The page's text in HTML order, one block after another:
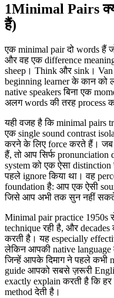
1Minimal Pairs
हैं)
एक minimal pair दो words हैं
और वह एक difference
sheep। Think और sink।
beginning learner के कान को
native speakers बिना एक
अलग words की तरह process
यही वजह है कि minimal
एक single sound contrast
करने के लिए force करते हैं।
हैं, तो आप सिर्फ
system को एक ऐसा
पहले ignore किया था। वह
foundation है: आप एक ऐसी
जिसे आप अभी तक सुन नहीं
Minimal pair practice 1950s
technique रही है, और
करती है। यह especially
लेकिन आपकी native language
जिन्हें आपके दिमाग ने पहले कभी
guide आपको सबसे ज़रूरी
exactly explain करती है कि
method देती है।